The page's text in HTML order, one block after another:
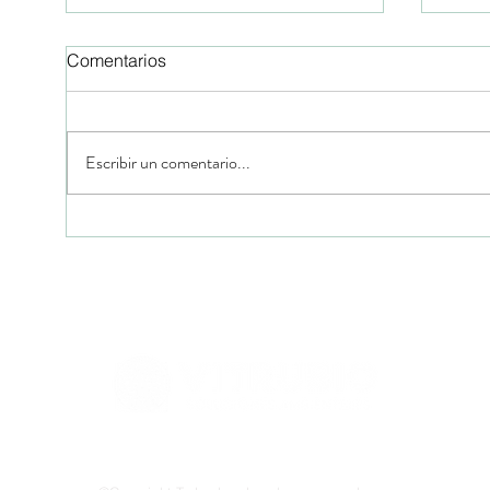
Comentarios
Escribir un comentario...